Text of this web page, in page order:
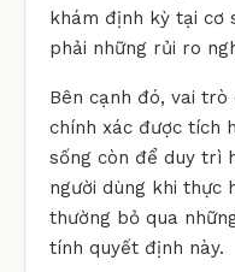
khám định kỳ tại cơ
phải những rủi ro
Bên cạnh đó, vai
chính xác được tích
sống còn để duy trì
người dùng khi thực
thường bỏ qua
tính quyết định này.